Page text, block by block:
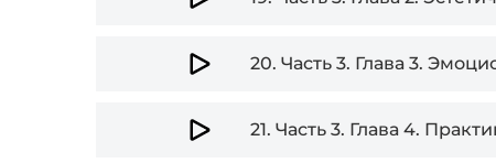
20. Часть 3. Глава 3.
21. Часть 3. Глава 4.